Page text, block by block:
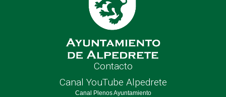
Contacto
Canal YouTube Alpedrete
Canal Plenos Ayuntamiento